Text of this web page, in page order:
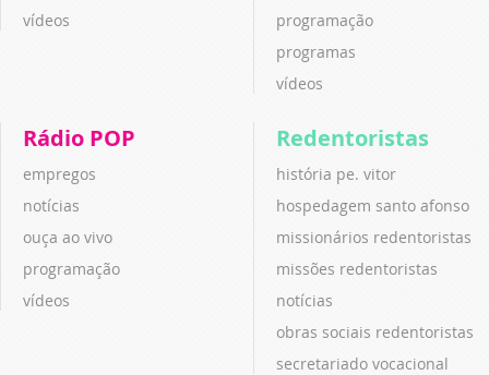
vídeos
programação
programas
vídeos
Rádio POP
empregos
notícias
ouça ao vivo
programação
vídeos
Redentoristas
história pe. vitor
hospedagem santo afonso
missionários redentoristas
missões redentoristas
notícias
obras sociais redentoristas
secretariado vocacional